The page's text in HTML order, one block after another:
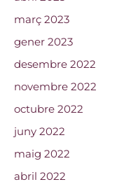
març 2023
gener 2023
desembre 2022
novembre 2022
octubre 2022
juny 2022
maig 2022
abril 2022